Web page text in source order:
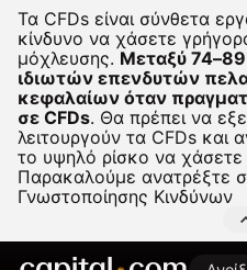
Τα CFDs είναι σύνθετα
κίνδυνο να χάσετε
μόχλευσης. Μεταξύ
ιδιωτών επενδυτών
κεφαλαίων όταν
σε CFDs. Θα πρέπει να
λειτουργούν τα CFDs και
το υψηλό ρίσκο να
Παρακαλούμε ανατρέξτε
Γνωστοποίησης Κινδύνων